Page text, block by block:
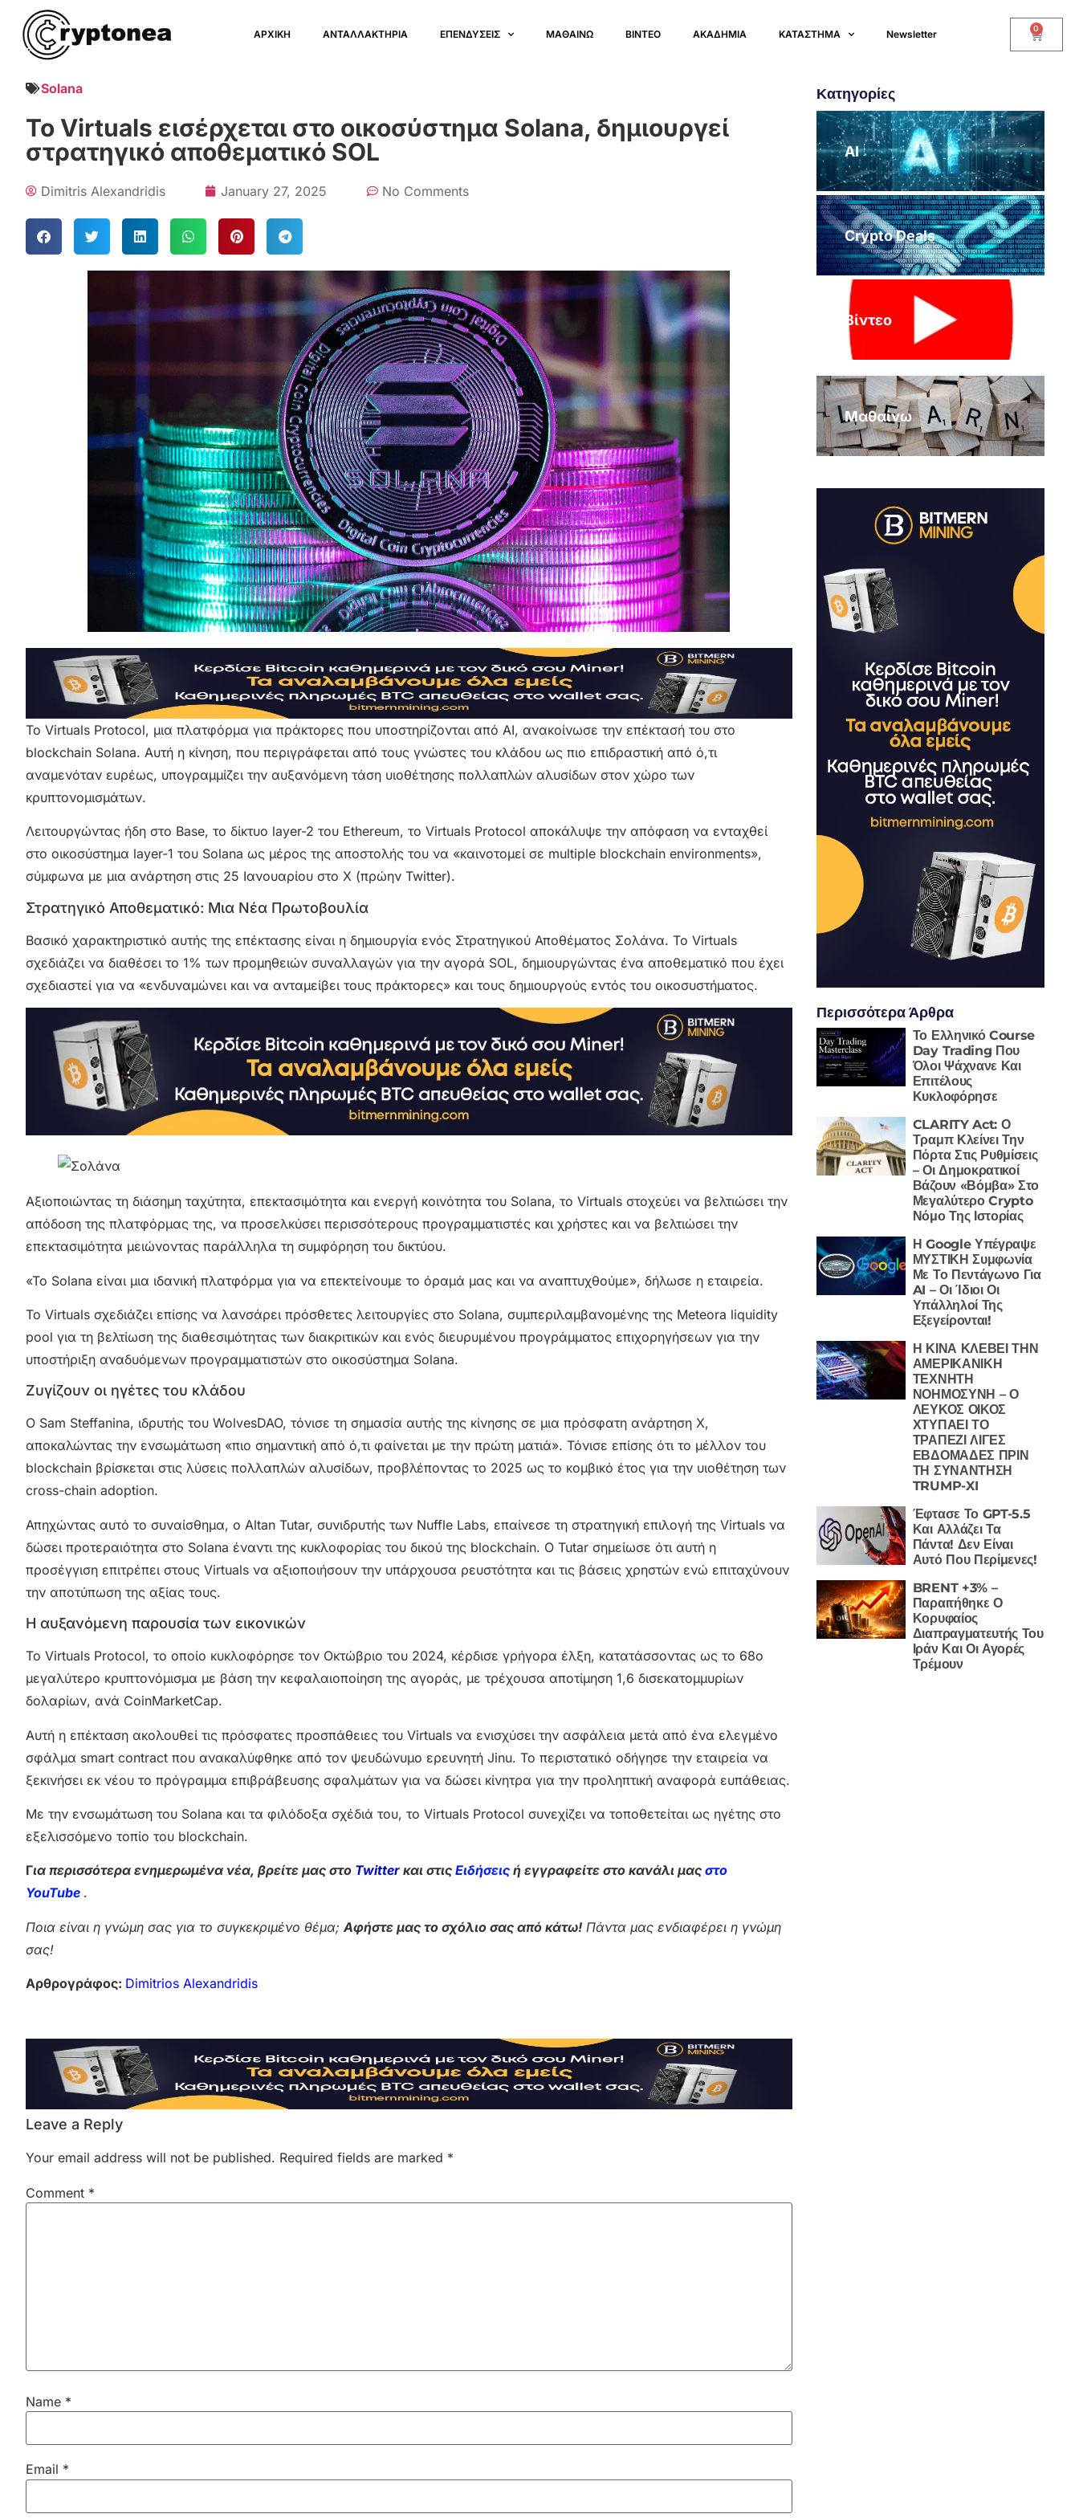
ΑΡΧΙΚΗ ΑΝΤΑΛΛΑΚΤΗΡΙΑ ΕΠΕΝΔΥΣΕΙΣ ΜΑΘΑΙΝΩ ΒΙΝΤΕΟ ΑΚΑΔΗΜΙΑ ΚΑΤΑΣΤΗΜΑ Newsletter 0
Solana
Το Virtuals εισέρχεται στο οικοσύστημα Solana, δημιουργεί
στρατηγικό αποθεματικό SOL
Dimitris Alexandridis January 27, 2025 No Comments
Το Virtuals Protocol, μια πλατφόρμα για πράκτορες που υποστηρίζονται από AI, ανακοίνωσε την επέκτασή του στο
blockchain Solana. Αυτή η κίνηση, που περιγράφεται από τους γνώστες του κλάδου ως πιο επιδραστική από ό,τι
αναμενόταν ευρέως, υπογραμμίζει την αυξανόμενη τάση υιοθέτησης πολλαπλών αλυσίδων στον χώρο των
κρυπτονομισμάτων.
Λειτουργώντας ήδη στο Base, το δίκτυο layer-2 του Ethereum, το Virtuals Protocol αποκάλυψε την απόφαση να ενταχθεί
στο οικοσύστημα layer-1 του Solana ως μέρος της αποστολής του να «καινοτομεί σε multiple blockchain environments»,
σύμφωνα με μια ανάρτηση στις 25 Ιανουαρίου στο X (πρώην Twitter).
Στρατηγικό Αποθεματικό: Μια Νέα Πρωτοβουλία
Βασικό χαρακτηριστικό αυτής της επέκτασης είναι η δημιουργία ενός Στρατηγικού Αποθέματος Σολάνα. Το Virtuals
σχεδιάζει να διαθέσει το 1% των προμηθειών συναλλαγών για την αγορά SOL, δημιουργώντας ένα αποθεματικό που έχει
σχεδιαστεί για να «ενδυναμώνει και να ανταμείβει τους πράκτορες» και τους δημιουργούς εντός του οικοσυστήματος.
Αξιοποιώντας τη διάσημη ταχύτητα, επεκτασιμότητα και ενεργή κοινότητα του Solana, το Virtuals στοχεύει να βελτιώσει την
απόδοση της πλατφόρμας της, να προσελκύσει περισσότερους προγραμματιστές και χρήστες και να βελτιώσει την
επεκτασιμότητα μειώνοντας παράλληλα τη συμφόρηση του δικτύου.
«To Solana είναι μια ιδανική πλατφόρμα για να επεκτείνουμε το όραμά μας και να αναπτυχθούμε», δήλωσε η εταιρεία.
To Virtuals σχεδιάζει επίσης να λανσάρει πρόσθετες λειτουργίες στο Solana, συμπεριλαμβανομένης της Meteora liquidity
pool για τη βελτίωση της διαθεσιμότητας των διακριτικών και ενός διευρυμένου προγράμματος επιχορηγήσεων για την
υποστήριξη αναδυόμενων προγραμματιστών στο οικοσύστημα Solana.
Ζυγίζουν οι ηγέτες του κλάδου
Ο Sam Steffanina, ιδρυτής του WolvesDAO, τόνισε τη σημασία αυτής της κίνησης σε μια πρόσφατη ανάρτηση X,
αποκαλώντας την ενσωμάτωση «πιο σημαντική από ό,τι φαίνεται με την πρώτη ματιά». Τόνισε επίσης ότι το μέλλον του
blockchain βρίσκεται στις λύσεις πολλαπλών αλυσίδων, προβλέποντας το 2025 ως το κομβικό έτος για την υιοθέτηση των
cross-chain adoption.
Απηχώντας αυτό το συναίσθημα, ο Altan Tutar, συνιδρυτής των Nuffle Labs, επαίνεσε τη στρατηγική επιλογή της Virtuals να
δώσει προτεραιότητα στο Solana έναντι της κυκλοφορίας του δικού της blockchain. Ο Tutar σημείωσε ότι αυτή η
προσέγγιση επιτρέπει στους Virtuals να αξιοποιήσουν την υπάρχουσα ρευστότητα και τις βάσεις χρηστών ενώ επιταχύνουν
την αποτύπωση της αξίας τους.
Η αυξανόμενη παρουσία των εικονικών
Το Virtuals Protocol, το οποίο κυκλοφόρησε τον Οκτώβριο του 2024, κέρδισε γρήγορα έλξη, κατατάσσοντας ως το 68ο
μεγαλύτερο κρυπτονόμισμα με βάση την κεφαλαιοποίηση της αγοράς, με τρέχουσα αποτίμηση 1,6 δισεκατομμυρίων
δολαρίων, ανά CoinMarketCap.
Αυτή η επέκταση ακολουθεί τις πρόσφατες προσπάθειες του Virtuals να ενισχύσει την ασφάλεια μετά από ένα ελεγμένο
σφάλμα smart contract που ανακαλύφθηκε από τον ψευδώνυμο ερευνητή Jinu. Το περιστατικό οδήγησε την εταιρεία να
ξεκινήσει εκ νέου το πρόγραμμα επιβράβευσης σφαλμάτων για να δώσει κίνητρα για την προληπτική αναφορά ευπάθειας.
Με την ενσωμάτωση του Solana και τα φιλόδοξα σχέδιά του, το Virtuals Protocol συνεχίζει να τοποθετείται ως ηγέτης στο
εξελισσόμενο τοπίο του blockchain.
Για περισσότερα ενημερωμένα νέα, βρείτε μας στο Twitter και στις Ειδήσεις ή εγγραφείτε στο κανάλι μας στο
YouTube .
Ποια είναι η γνώμη σας για το συγκεκριμένο θέμα; Αφήστε μας το σχόλιο σας από κάτω! Πάντα μας ενδιαφέρει η γνώμη
σας!
Αρθρογράφος: Dimitrios Alexandridis
Leave a Reply
Your email address will not be published. Required fields are marked *
Comment *
Name *
Email *
Κατηγορίες
AI
Crypto Deals
Βίντεο
Μαθαίνω
Περισσότερα Άρθρα
Το Ελληνικό Course
Day Trading Που
Όλοι Ψάχνανε Και
Επιτέλους
Κυκλοφόρησε
CLARITY Act: Ο
Τραμπ Κλείνει Την
Πόρτα Στις Ρυθμίσεις
– Οι Δημοκρατικοί
Βάζουν «Βόμβα» Στο
Μεγαλύτερο Crypto
Νόμο Της Ιστορίας
Η Google Υπέγραψε
ΜΥΣΤΙΚΗ Συμφωνία
Με Το Πεντάγωνο Για
AI – Οι Ίδιοι Οι
Υπάλληλοί Της
Εξεγείρονται!
Η ΚΙΝΑ ΚΛΕΒΕΙ ΤΗΝ
ΑΜΕΡΙΚΑΝΙΚΗ
ΤΕΧΝΗΤΗ
ΝΟΗΜΟΣΥΝΗ – Ο
ΛΕΥΚΟΣ ΟΙΚΟΣ
ΧΤΥΠΑΕΙ ΤΟ
ΤΡΑΠΕΖΙ ΛΙΓΕΣ
ΕΒΔΟΜΑΔΕΣ ΠΡΙΝ
ΤΗ ΣΥΝΑΝΤΗΣΗ
TRUMP-XI
Έφτασε Το GPT-5.5
Και Αλλάζει Τα
Πάντα! Δεν Είναι
Αυτό Που Περίμενες!
BRENT +3% –
Παραιτήθηκε Ο
Κορυφαίος
Διαπραγματευτής Του
Ιράν Και Οι Αγορές
Τρέμουν